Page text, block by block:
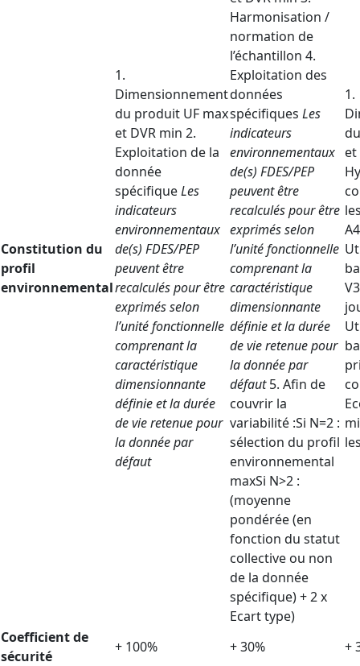
Constitution du
profil
environnemental
1.
Dimensionnement
du produit UF max
et DVR min 2.
Exploitation de la
donnée
spécifiqueLes
indicateurs
environnementaux
de(s) FDES/PEP
peuvent être
recalculés pour être
exprimés selon
l’unité fonctionnelle
comprenant la
caractéristique
dimensionnante
définie et la durée
de vie retenue pour
la donnée par
défaut
Harmonisation /
normation de
l’échantillon 4.
Exploitation des
données
spécifiques Les
indicateurs
environnementaux
de(s) FDES/PEP
peuvent être
recalculés pour être
exprimés selon
l’unité fonctionnelle
comprenant la
caractéristique
dimensionnante
définie et la durée
de vie retenue pour
la donnée par
défaut5. Afin de
couvrir la
variabilité :Si N=2 :
sélection du profil
environnemental
maxSi N>2 :
(moyenne
pondérée (en
fonction du statut
collective ou non
de la donnée
spécifique) + 2 x
Ecart type)
1.
et
Coefficient de
sécurité
+ 100% + 30% +